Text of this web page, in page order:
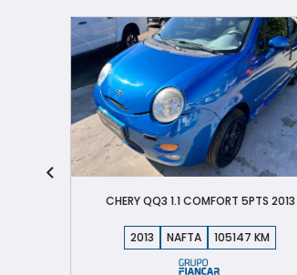
CHERY QQ3 1.1 COMFORT 5PTS 2013
2013 NAFTA 105147